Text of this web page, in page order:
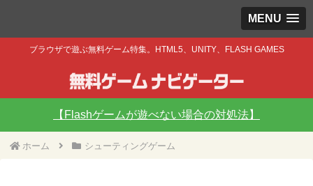
MENU
ブラウザで遊ぶ無料ゲーム特集。HTML5、UNITY、FLASH GAMES
【Flashゲームが遊べない場合の対処法】
ホーム シューティングゲーム